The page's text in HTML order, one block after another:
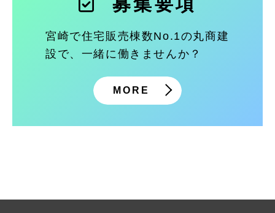
募集要項
宮崎で住宅販売棟数No.1の丸商建
設で、一緒に働きませんか？
MORE